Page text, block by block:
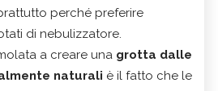
perché preferire
di nebulizzatore.
a creare una grotta dalle
naturali è il fatto che le